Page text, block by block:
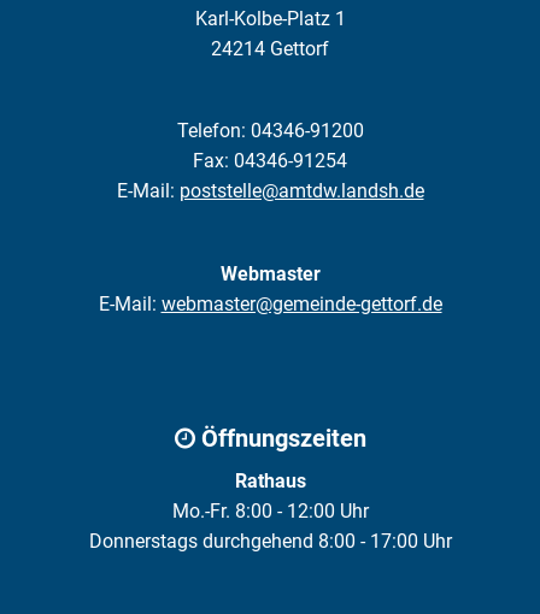
Karl-Kolbe-Platz 1
24214 Gettorf
Telefon: 04346-91200
Fax: 04346-91254
E-Mail: poststelle@amtdw.landsh.de
Webmaster
E-Mail: webmaster@gemeinde-gettorf.de
Öffnungszeiten
Rathaus
Mo.-Fr. 8:00 - 12:00 Uhr
Donnerstags durchgehend 8:00 - 17:00 Uhr